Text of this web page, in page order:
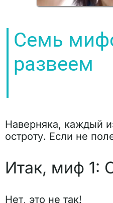
Семь
развеем
Наверняка, каждый
остроту. Если не
Итак, миф 1:
Нет, это не так!